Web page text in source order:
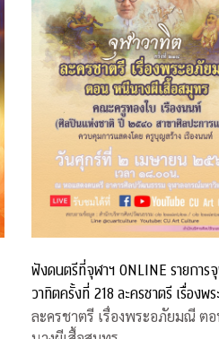
ฟังดนตรีที่จุฬาฯ ONLINE รายการ
วาทิตครั้งที่ 218 ละครชาตรี เรื่องพ
มณี ตอน หนีนางผีเสื้อสมุทร
ละครชาตรี เรื่องพระอภัยมณี ต